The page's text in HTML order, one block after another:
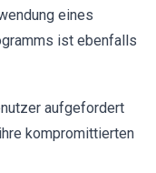
eines
ist ebenfalls
aufgefordert
kompromittierten